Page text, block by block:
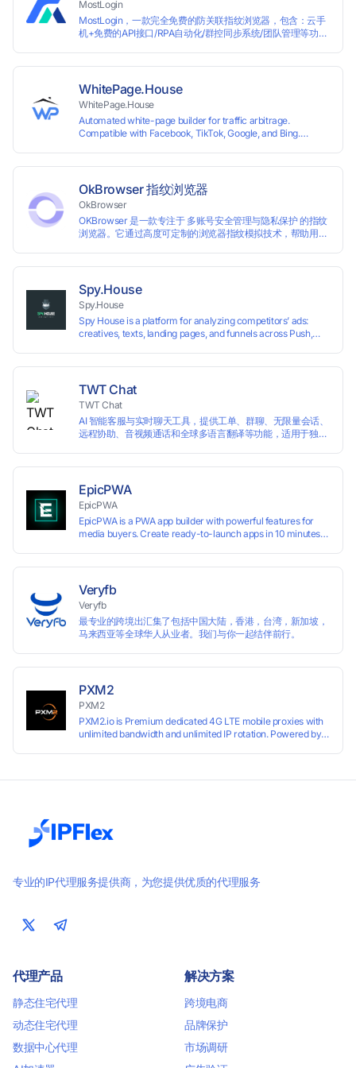
MostLogin
MostLogin，一款完全免费的防关联指纹浏览器，包含：云手
机+免费的API接口/RPA自动化/群控同步系统/团队管理等功
WhitePage.House
WhitePage.House
Automated white-page builder for traffic arbitrage.
Compatible with Facebook, TikTok, Google, and Bing.
OkBrowser 指纹浏览器
OkBrowser
OKBrowser 是一款专注于 多账号安全管理与隐私保护 的指纹
浏览器。它通过高度可定制的浏览器指纹模拟技术，帮助用户
Spy.House
Spy.House
Spy House is a platform for analyzing competitors’ ads:
creatives, texts, landing pages, and funnels across Push,
TWT Chat
TWT Chat
AI 智能客服与实时聊天工具，提供工单、群聊、无限量会话、
远程协助、音视频通话和全球多语言翻译等功能，适用于独立
EpicPWA
EpicPWA
EpicPWA is a PWA app builder with powerful features for
media buyers. Create ready-to-launch apps in 10 minutes
Veryfb
Veryfb
最专业的跨境出汇集了包括中国大陆，香港，台湾，新加坡，
马来西亚等全球华人从业者。我们与你一起结伴前行。
PXM2
PXM2
PXM2.io is Premium dedicated 4G LTE mobile proxies with
unlimited bandwidth and unlimited IP rotation. Powered by
专业的IP代理服务提供商，为您提供优质的代理服务
代理产品
静态住宅代理
动态住宅代理
数据中心代理
解决方案
跨境电商
品牌保护
市场调研